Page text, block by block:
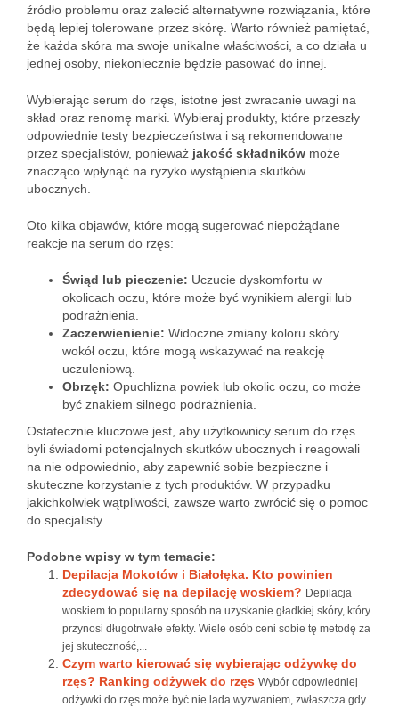
źródło problemu oraz zalecić alternatywne rozwiązania, które
będą lepiej tolerowane przez skórę. Warto również pamiętać,
że każda skóra ma swoje unikalne właściwości, a co działa u
jednej osoby, niekoniecznie będzie pasować do innej.
Wybierając serum do rzęs, istotne jest zwracanie uwagi na
skład oraz renomę marki. Wybieraj produkty, które przeszły
odpowiednie testy bezpieczeństwa i są rekomendowane
przez specjalistów, ponieważ jakość składników może
znacząco wpłynąć na ryzyko wystąpienia skutków
ubocznych.
Oto kilka objawów, które mogą sugerować niepożądane
reakcje na serum do rzęs:
Świąd lub pieczenie: Uczucie dyskomfortu w
okolicach oczu, które może być wynikiem alergii lub
podrażnienia.
Zaczerwienienie: Widoczne zmiany koloru skóry
wokół oczu, które mogą wskazywać na reakcję
uczuleniową.
Obrzęk: Opuchlizna powiek lub okolic oczu, co może
być znakiem silnego podrażnienia.
Ostatecznie kluczowe jest, aby użytkownicy serum do rzęs
byli świadomi potencjalnych skutków ubocznych i reagowali
na nie odpowiednio, aby zapewnić sobie bezpieczne i
skuteczne korzystanie z tych produktów. W przypadku
jakichkolwiek wątpliwości, zawsze warto zwrócić się o pomoc
do specjalisty.
Podobne wpisy w tym temacie:
Depilacja Mokotów i Białołęka. Kto powinien
zdecydować się na depilację woskiem? Depilacja
woskiem to popularny sposób na uzyskanie gładkiej skóry, który
przynosi długotrwałe efekty. Wiele osób ceni sobie tę metodę za
jej skuteczność,...
Czym warto kierować się wybierając odżywkę do
rzęs? Ranking odżywek do rzęs Wybór odpowiedniej
odżywki do rzęs może być nie lada wyzwaniem, zwłaszcza gdy